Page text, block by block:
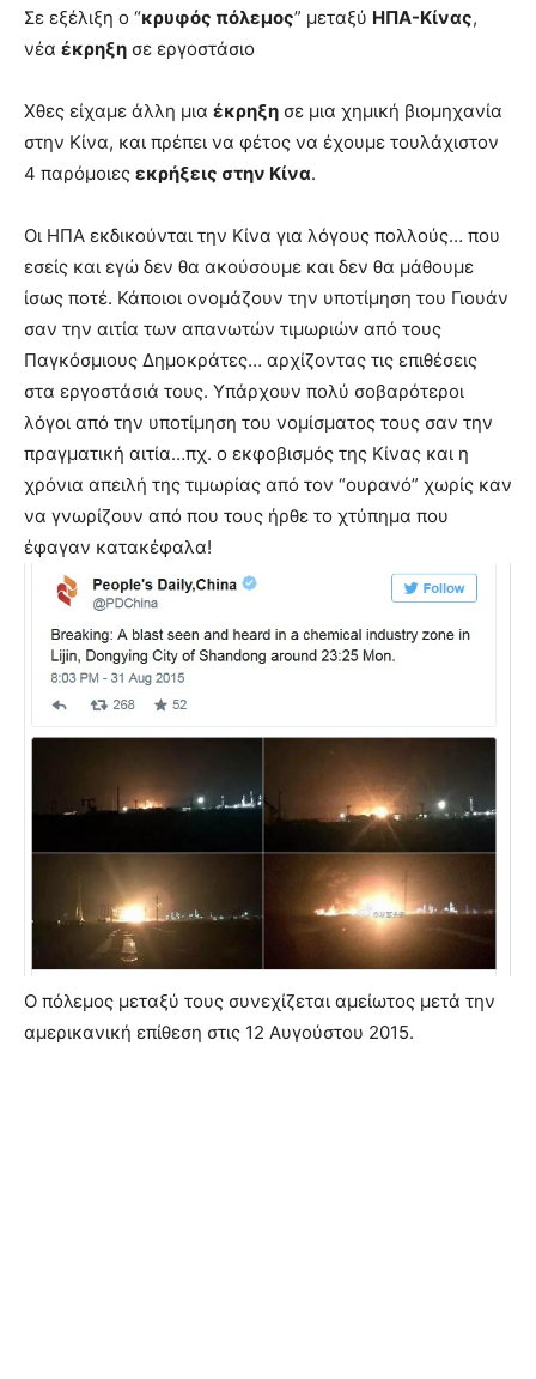
Σε εξέλιξη ο “κρυφός πόλεμος” μεταξύ ΗΠΑ-Κίνας,
νέα έκρηξη σε εργοστάσιο
Χθες είχαμε άλλη μια έκρηξη σε μια χημική βιομηχανία
στην Κίνα, και πρέπει να φέτος να έχουμε τουλάχιστον
4 παρόμοιες εκρήξεις στην Κίνα.
Οι ΗΠΑ εκδικούνται την Κίνα για λόγους πολλούς… που
εσείς και εγώ δεν θα ακούσουμε και δεν θα μάθουμε
ίσως ποτέ. Κάποιοι ονομάζουν την υποτίμηση του Γιουάν
σαν την αιτία των απανωτών τιμωριών από τους
Παγκόσμιους Δημοκράτες… αρχίζοντας τις επιθέσεις
στα εργοστάσιά τους. Υπάρχουν πολύ σοβαρότεροι
λόγοι από την υποτίμηση του νομίσματος τους σαν την
πραγματική αιτία…πχ. ο εκφοβισμός της Κίνας και η
χρόνια απειλή της τιμωρίας από τον “ουρανό” χωρίς καν
να γνωρίζουν από που τους ήρθε το χτύπημα που
έφαγαν κατακέφαλα!
Ο πόλεμος μεταξύ τους συνεχίζεται αμείωτος μετά την
αμερικανική επίθεση στις 12 Αυγούστου 2015.